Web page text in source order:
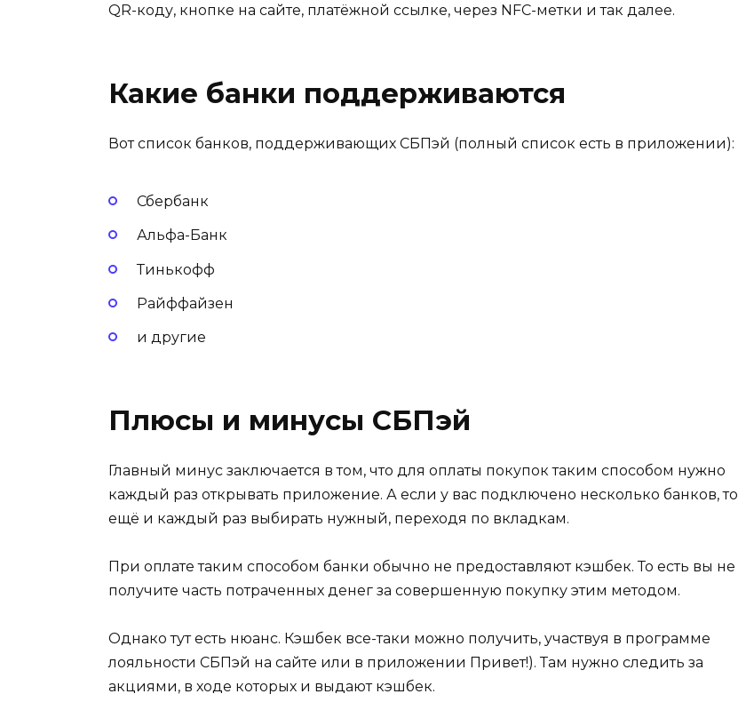
QR-коду, кнопке на сайте, платёжной ссылке, через NFC-метки и так далее.
Какие банки поддерживаются
Вот список банков, поддерживающих СБПэй (полный список есть в приложении):
Сбербанк
Альфа-Банк
Тинькофф
Райффайзен
и другие
Плюсы и минусы СБПэй
Главный минус заключается в том, что для оплаты покупок таким способом нужно
каждый раз открывать приложение. А если у вас подключено несколько банков, то
ещё и каждый раз выбирать нужный, переходя по вкладкам.
При оплате таким способом банки обычно не предоставляют кэшбек. То есть вы не
получите часть потраченных денег за совершенную покупку этим методом.
Однако тут есть нюанс. Кэшбек все-таки можно получить, участвуя в программе
лояльности СБПэй на сайте или в приложении Привет!). Там нужно следить за
акциями, в ходе которых и выдают кэшбек.